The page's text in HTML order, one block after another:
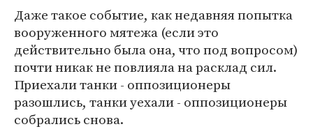
Даже такое событие, как недавняя попытка
вооруженного мятежа (если это
действительно была она, что под вопросом)
почти никак не повлияла на расклад сил.
Приехали танки - оппозиционеры
разошлись, танки уехали - оппозиционеры
собрались снова.